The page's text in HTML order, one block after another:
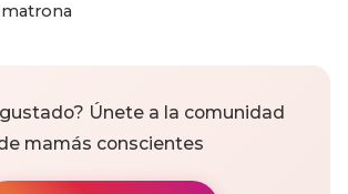
gustado? Únete a la comunidad
mamás conscientes